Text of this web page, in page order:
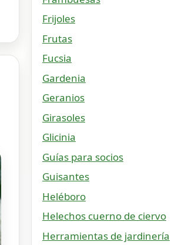
Frijoles
Frutas
Fucsia
Gardenia
Geranios
Girasoles
Glicinia
Guías para socios
Guisantes
Heléboro
Helechos cuerno de ciervo
Herramientas de jardinería